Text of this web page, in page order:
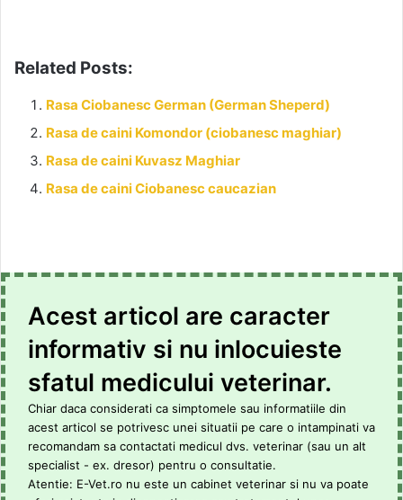
Related Posts:
Rasa Ciobanesc German (German Sheperd)
Rasa de caini Komondor (ciobanesc maghiar)
Rasa de caini Kuvasz Maghiar
Rasa de caini Ciobanesc caucazian
Acest articol are caracter
informativ si nu inlocuieste
sfatul medicului veterinar.
Chiar daca considerati ca simptomele sau informatiile din
acest articol se potrivesc unei situatii pe care o intampinati va
recomandam sa contactati medicul dvs. veterinar (sau un alt
specialist - ex. dresor) pentru o consultatie.
Atentie: E-Vet.ro nu este un cabinet veterinar si nu va poate